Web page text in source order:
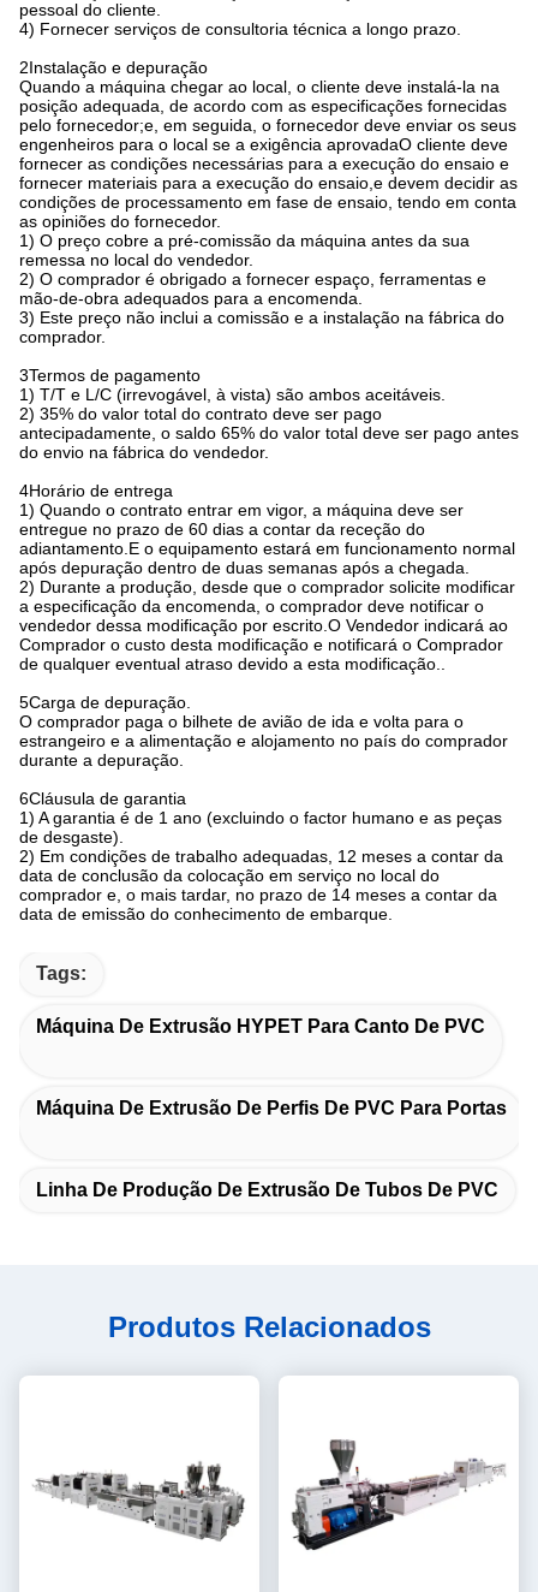
pessoal do cliente.
4) Fornecer serviços de consultoria técnica a longo prazo.
2Instalação e depuração
Quando a máquina chegar ao local, o cliente deve instalá-la na
posição adequada, de acordo com as especificações fornecidas
pelo fornecedor;e, em seguida, o fornecedor deve enviar os seus
engenheiros para o local se a exigência aprovadaO cliente deve
fornecer as condições necessárias para a execução do ensaio e
fornecer materiais para a execução do ensaio,e devem decidir as
condições de processamento em fase de ensaio, tendo em conta
as opiniões do fornecedor.
1) O preço cobre a pré-comissão da máquina antes da sua
remessa no local do vendedor.
2) O comprador é obrigado a fornecer espaço, ferramentas e
mão-de-obra adequados para a encomenda.
3) Este preço não inclui a comis­são e a instalação na fábrica do
comprador.
3Termos de pagamento
1) T/T e L/C (irrevogável, à vista) são ambos aceitáveis.
2) 35% do valor total do contrato deve ser pago
antecipadamente, o saldo 65% do valor total deve ser pago antes
do envio na fábrica do vendedor.
4Horário de entrega
1) Quando o contrato entrar em vigor, a máquina deve ser
entregue no prazo de 60 dias a contar da receção do
adiantamento.E o equipamento estará em funcionamento normal
após depuração dentro de duas semanas após a chegada.
2) Durante a produção, desde que o comprador solicite modificar
a especificação da encomenda, o comprador deve notificar o
vendedor dessa modificação por escrito.O Vendedor indicará ao
Comprador o custo desta modificação e notificará o Comprador
de qualquer eventual atraso devido a esta modificação..
5Carga de depuração.
O comprador paga o bilhete de avião de ida e volta para o
estrangeiro e a alimentação e alojamento no país do comprador
durante a depuração.
6Cláusula de garantia
1) A garantia é de 1 ano (excluindo o factor humano e as peças
de desgaste).
2) Em condições de trabalho adequadas, 12 meses a contar da
data de conclusão da colocação em serviço no local do
comprador e, o mais tardar, no prazo de 14 meses a contar da
data de emissão do conhecimento de embarque.
Tags:
Máquina De Extrusão HYPET Para Canto De PVC
Máquina De Extrusão De Perfis De PVC Para Portas
Linha De Produção De Extrusão De Tubos De PVC
Produtos Relacionados